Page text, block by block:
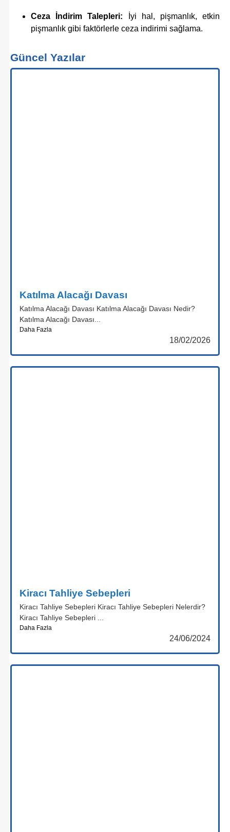
Ceza İndirim Talepleri: İyi hal, pişmanlık, etkin
pişmanlık gibi faktörlerle ceza indirimi sağlama.
Güncel Yazılar
Katılma Alacağı Davası
Katılma Alacağı Davası Katılma Alacağı Davası Nedir?
Katılma Alacağı Davası...
Daha Fazla
18/02/2026
Kiracı Tahliye Sebepleri
Kiracı Tahliye Sebepleri Kiracı Tahliye Sebepleri Nelerdir?
Kiracı Tahliye Sebepleri ...
Daha Fazla
24/06/2024